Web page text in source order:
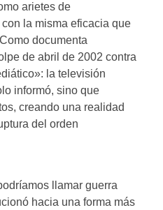
arietes de
la misma eficacia que
documenta
de abril de 2002 contra
la televisión
informó, sino que
creando una realidad
del orden
llamar guerra
hacia una forma más